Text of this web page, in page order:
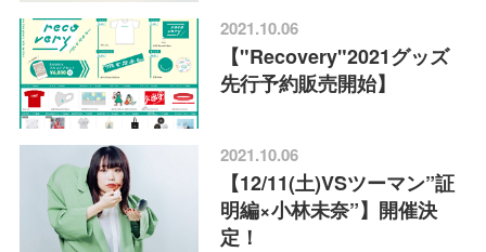
2021.10.06
【"Recovery"2021グッズ
先行予約販売開始】
2021.10.06
【12/11(土)VSツーマン”証
明編×小林未奈”】開催決
定！